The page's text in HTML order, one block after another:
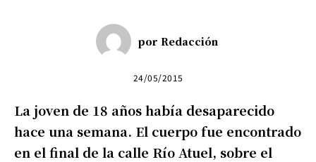
por Redacción
24/05/2015
La joven de 18 años había desaparecido
hace una semana. El cuerpo fue encontrado
en el final de la calle Río Atuel, sobre el